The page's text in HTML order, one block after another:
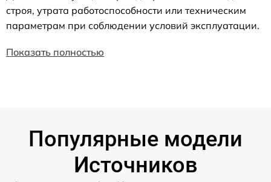
строя, утрата работоспособности или техническим
параметрам при соблюдении условий эксплуатации.
Показать полностью
Популярные модели
Источников